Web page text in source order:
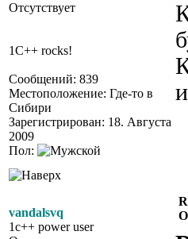
Отсутствует
1C++ rocks!
Сообщений: 839
Местоположение: Где-то в
Сибири
Зарегистрирован: 18. Августа
2009
Пол:
vandalsvq
1c++ power user